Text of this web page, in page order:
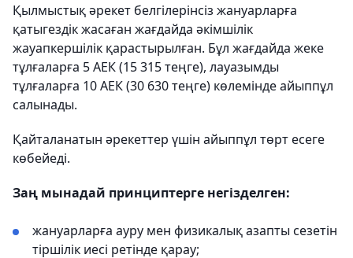
Қылмыстық әрекет белгілерінсіз жануарларға
қатыгездік жасаған жағдайда әкімшілік
жауапкершілік қарастырылған. Бұл жағдайда жеке
тұлғаларға 5 АЕК (15 315 теңге), лауазымды
тұлғаларға 10 АЕК (30 630 теңге) көлемінде айыппұл
салынады.
Қайталанатын әрекеттер үшін айыппұл төрт есеге
көбейеді.
Заң мынадай принциптерге негізделген:
жануарларға ауру мен физикалық азапты сезетін
тіршілік иесі ретінде қарау;